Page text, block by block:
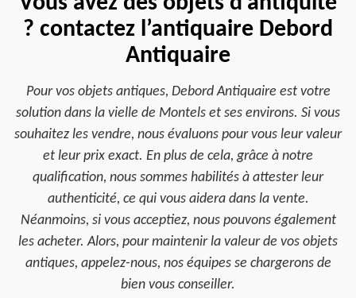
? contactez l’antiquaire Debord
Antiquaire
Pour vos objets antiques, Debord Antiquaire est votre
solution dans la vielle de Montels et ses environs. Si vous
souhaitez les vendre, nous évaluons pour vous leur valeur
et leur prix exact. En plus de cela, grâce à notre
qualification, nous sommes habilités à attester leur
authenticité, ce qui vous aidera dans la vente.
Néanmoins, si vous acceptiez, nous pouvons également
les acheter. Alors, pour maintenir la valeur de vos objets
antiques, appelez-nous, nos équipes se chargerons de
bien vous conseiller.